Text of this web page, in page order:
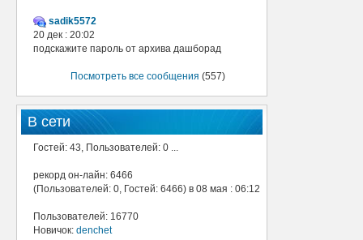
sadik5572
20 дек : 20:02
подскажите пароль от архива дашборад
Посмотреть все сообщения (557)
В сети
Гостей: 43, Пользователей: 0 ...
рекорд он-лайн: 6466
(Пользователей: 0, Гостей: 6466) в 08 мая : 06:12
Пользователей: 16770
Новичок: denchet